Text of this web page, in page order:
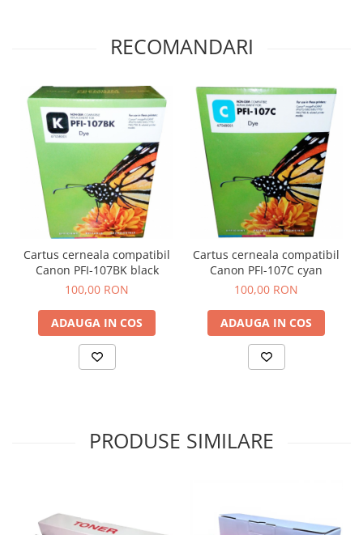
RECOMANDARI
Cartus cerneala compatibil
Canon PFI-107BK black
100,00 RON
ADAUGA IN COS
Cartus cerneala compatibil
Canon PFI-107C cyan
100,00 RON
ADAUGA IN COS
PRODUSE SIMILARE